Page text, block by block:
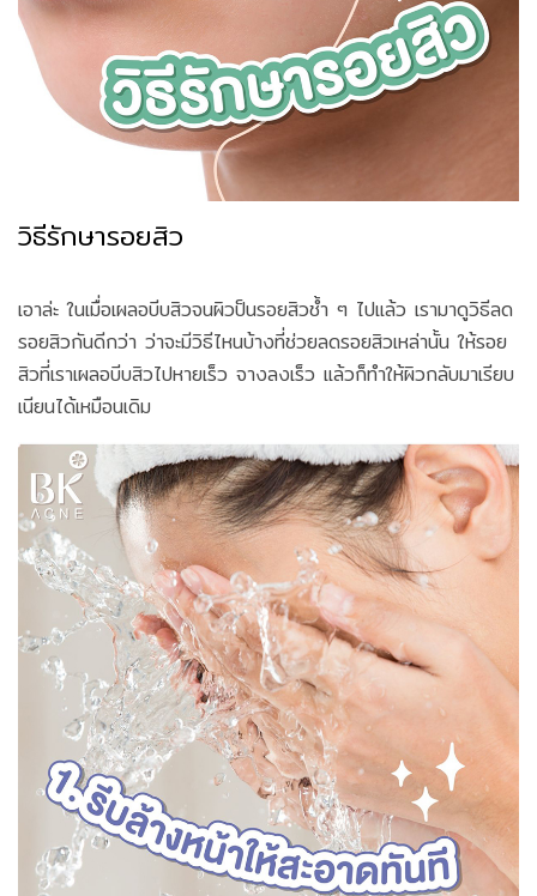
วิธีรักษารอยสิว
เอาล่ะ ในเมื่อเผลอบีบสิวจนผิวป็นรอยสิวช้ำ ๆ ไปแล้ว เรามาดูวิธีลด
รอยสิวกันดีกว่า ว่าจะมีวิธีไหนบ้างที่ช่วยลดรอยสิวเหล่านั้น ให้รอย
สิวที่เราเผลอบีบสิวไปหายเร็ว จางลงเร็ว แล้วก็ทำให้ผิวกลับมาเรียบ
เนียนได้เหมือนเดิม